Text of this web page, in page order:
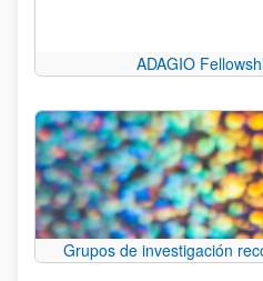
ADAGIO
Grupos de investigación